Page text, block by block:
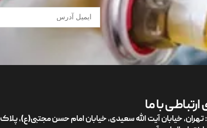
ارتباطی با ما
خیابان آیت الله سعیدی، خیابان امام حسن مجتبی(ع)، پلاک